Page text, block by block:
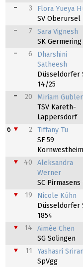
3
Flora Yueya
SV Oberursel
7
Sara Vignesh
SK Germering
6
Dharshini
Satheesh
Düsseldorfer
14/25
20
Miriam Gubler
TSV Kareth-
Lappersdorf
6 2
Tiffany Tu
SF 59
Kornwestheim
40
Aleksandra
Werner
SC Pirmasens
19
Nicole Kühn
Düsseldorfer
1854
14
Aimée Chen
SG Solingen
11
Yashasri
SpVgg